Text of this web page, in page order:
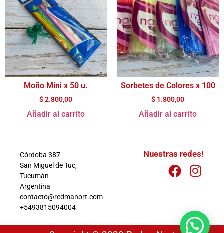
Moño Mini x 50 u.
$2.800,00
Añadir al carrito
Sorbetes de Colores x 100
$ 1.800,00
Añadir al carrito
Córdoba 387
San Miguel de Tuc,
Tucumán
Argentina
contacto@redmanort.com
+5493815094004
Nuestras redes!